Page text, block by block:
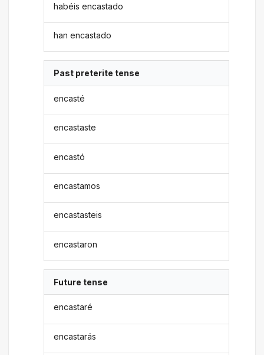
habéis encastado
han encastado
Past preterite tense
encasté
encastaste
encastó
encastamos
encastasteis
encastaron
Future tense
encastaré
encastarás